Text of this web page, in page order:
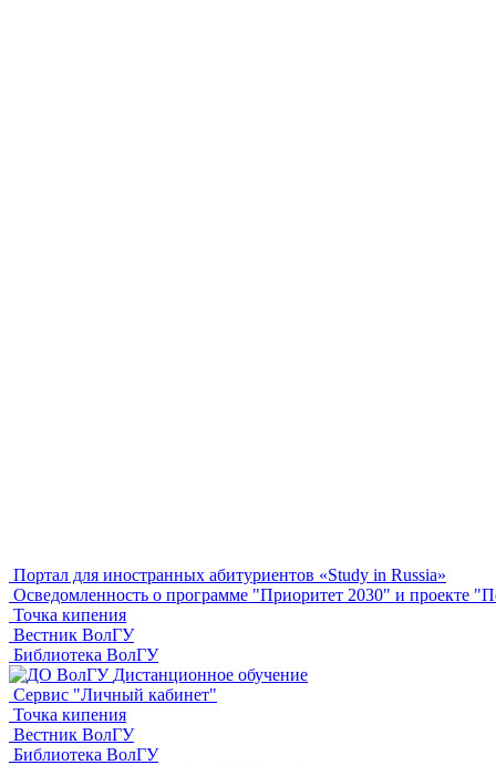
Портал для иностранных абитуриентов «Study in Russia»
Осведомленность о программе "Приоритет 2030" и проекте
Точка кипения
Вестник ВолГУ
Библиотека ВолГУ
Дистанционное обучение
Сервис "Личный кабинет"
Точка кипения
Вестник ВолГУ
Библиотека ВолГУ